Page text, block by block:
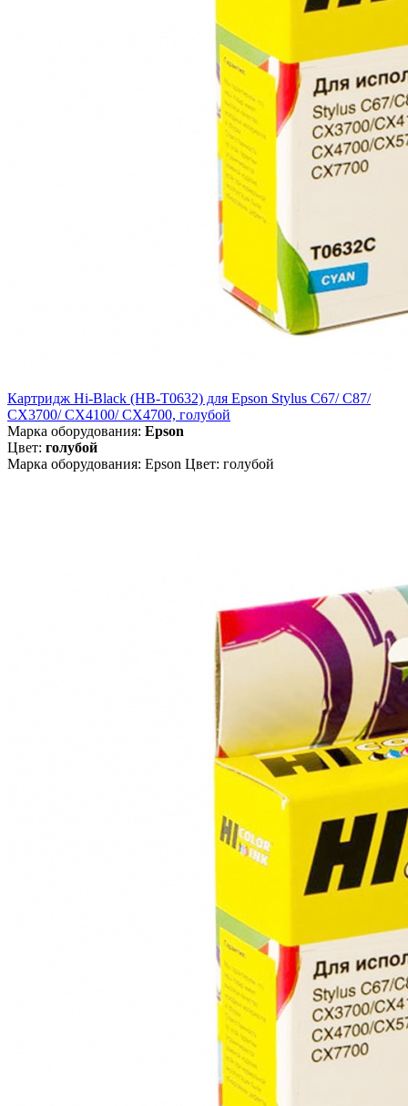
Картридж Hi-Black (HB-T0632) для Epson Stylus C67/ C87/
CX3700/ CX4100/ CX4700, голубой
Марка оборудования: Epson
Цвет: голубой
Марка оборудования: Epson Цвет: голубой